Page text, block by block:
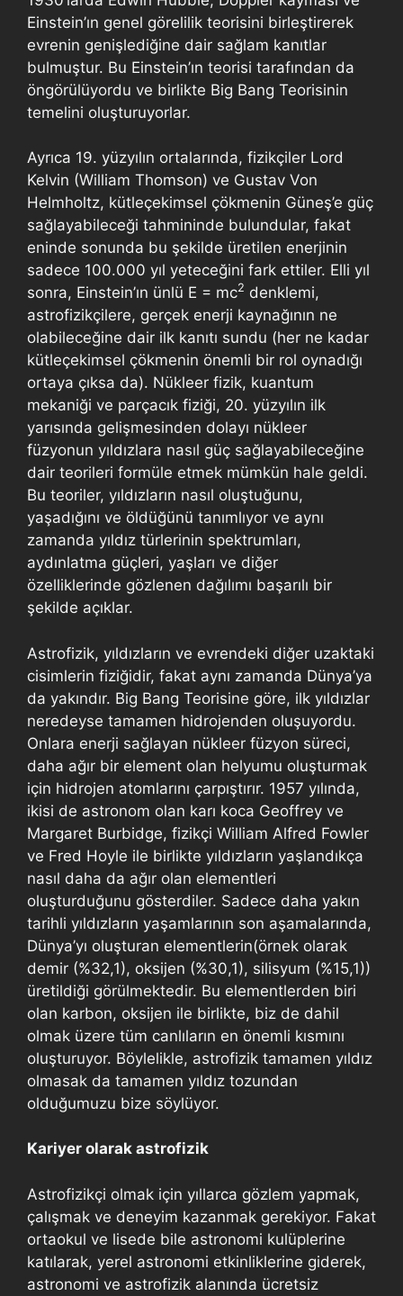
Einstein’ın genel görelilik teorisini birleştirerek
evrenin genişlediğine dair sağlam kanıtlar
bulmuştur. Bu Einstein’ın teorisi tarafından da
öngörülüyordu ve birlikte Big Bang Teorisinin
temelini oluşturuyorlar.
Ayrıca 19. yüzyılın ortalarında, fizikçiler Lord
Kelvin (William Thomson) ve Gustav Von
Helmholtz, kütleçekimsel çökmenin Güneş’e güç
sağlayabileceği tahmininde bulundular, fakat
eninde sonunda bu şekilde üretilen enerjinin
sadece 100.000 yıl yeteceğini fark ettiler. Elli yıl
sonra, Einstein’ın ünlü E = mc2 denklemi,
astrofizikçilere, gerçek enerji kaynağının ne
olabileceğine dair ilk kanıtı sundu (her ne kadar
kütleçekimsel çökmenin önemli bir rol oynadığı
ortaya çıksa da). Nükleer fizik, kuantum
mekaniği ve parçacık fiziği, 20. yüzyılın ilk
yarısında gelişmesinden dolayı nükleer
füzyonun yıldızlara nasıl güç sağlayabileceğine
dair teorileri formüle etmek mümkün hale geldi.
Bu teoriler, yıldızların nasıl oluştuğunu,
yaşadığını ve öldüğünü tanımlıyor ve aynı
zamanda yıldız türlerinin spektrumları,
aydınlatma güçleri, yaşları ve diğer
özelliklerinde gözlenen dağılımı başarılı bir
şekilde açıklar.
Astrofizik, yıldızların ve evrendeki diğer uzaktaki
cisimlerin fiziğidir, fakat aynı zamanda Dünya’ya
da yakındır. Big Bang Teorisine göre, ilk yıldızlar
neredeyse tamamen hidrojenden oluşuyordu.
Onlara enerji sağlayan nükleer füzyon süreci,
daha ağır bir element olan helyumu oluşturmak
için hidrojen atomlarını çarpıştırır. 1957 yılında,
ikisi de astronom olan karı koca Geoffrey ve
Margaret Burbidge, fizikçi William Alfred Fowler
ve Fred Hoyle ile birlikte yıldızların yaşlandıkça
nasıl daha da ağır olan elementleri
oluşturduğunu gösterdiler. Sadece daha yakın
tarihli yıldızların yaşamlarının son aşamalarında,
Dünya’yı oluşturan elementlerin(örnek olarak
demir (%32,1), oksijen (%30,1), silisyum (%15,1))
üretildiği görülmektedir. Bu elementlerden biri
olan karbon, oksijen ile birlikte, biz de dahil
olmak üzere tüm canlıların en önemli kısmını
oluşturuyor. Böylelikle, astrofizik tamamen yıldız
olmasak da tamamen yıldız tozundan
olduğumuzu bize söylüyor.
Kariyer olarak astrofizik
Astrofizikçi olmak için yıllarca gözlem yapmak,
çalışmak ve deneyim kazanmak gerekiyor. Fakat
ortaokul ve lisede bile astronomi kulüplerine
katılarak, yerel astronomi etkinliklerine giderek,
astronomi ve astrofizik alanında ücretsiz